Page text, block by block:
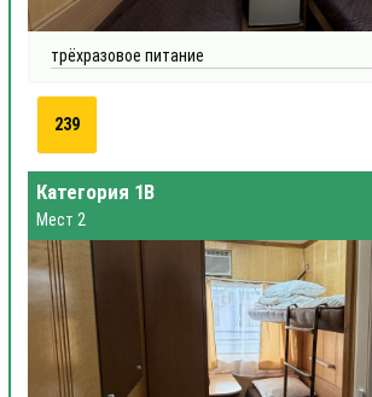
трёхразовое питание
239
Категория 1В
Мест 2